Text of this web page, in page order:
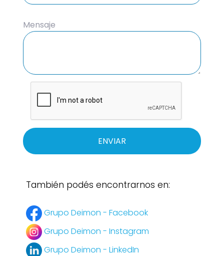
Mensaje
ENVIAR
También podés encontrarnos en:
Grupo Deimon - Facebook
Grupo Deimon - Instagram
Grupo Deimon - LinkedIn